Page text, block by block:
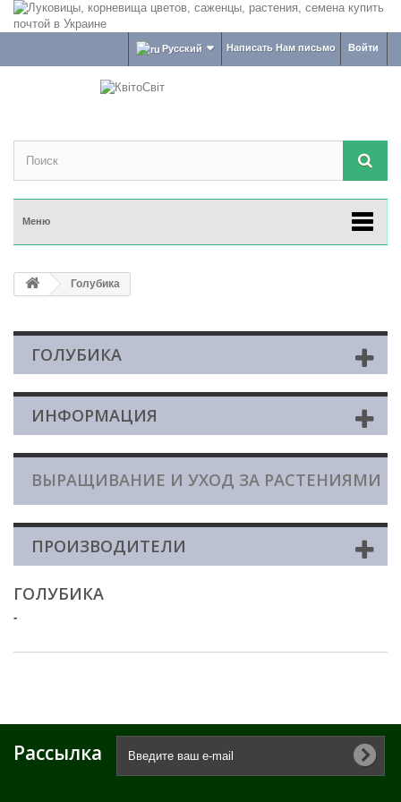
Войти
Написать Нам письмо
Русский
Меню
Голубика
ГОЛУБИКА
ИНФОРМАЦИЯ
ВЫРАЩИВАНИЕ И УХОД ЗА РАСТЕНИЯМИ
ПРОИЗВОДИТЕЛИ
ГОЛУБИКА
-
Рассылка